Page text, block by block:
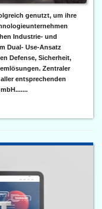
genutzt, um ihre
Industrie- und
Dual- Use-Ansatz
Defense, Sicherheit,
Zentraler
entsprechenden